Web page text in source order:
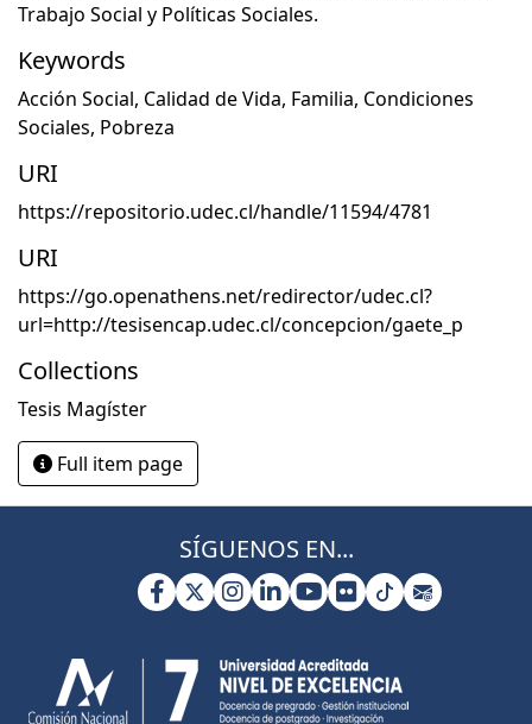
Trabajo Social y Políticas Sociales.
Keywords
Acción Social, Calidad de Vida, Familia, Condiciones
Sociales, Pobreza
URI
https://repositorio.udec.cl/handle/11594/4781
URI
https://go.openathens.net/redirector/udec.cl?
url=http://tesisencap.udec.cl/concepcion/gaete_p
Collections
Tesis Magíster
Full item page
SÍGUENOS EN...